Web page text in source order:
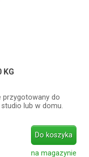
KG
przygotowany do
lub w domu.
Do koszyka
na magazynie